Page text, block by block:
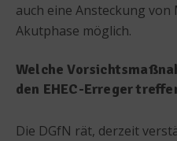
auch eine Ansteckung
Akutphase möglich.
Welche
den EHEC-Erreger
Die DGfN rät, derzeit